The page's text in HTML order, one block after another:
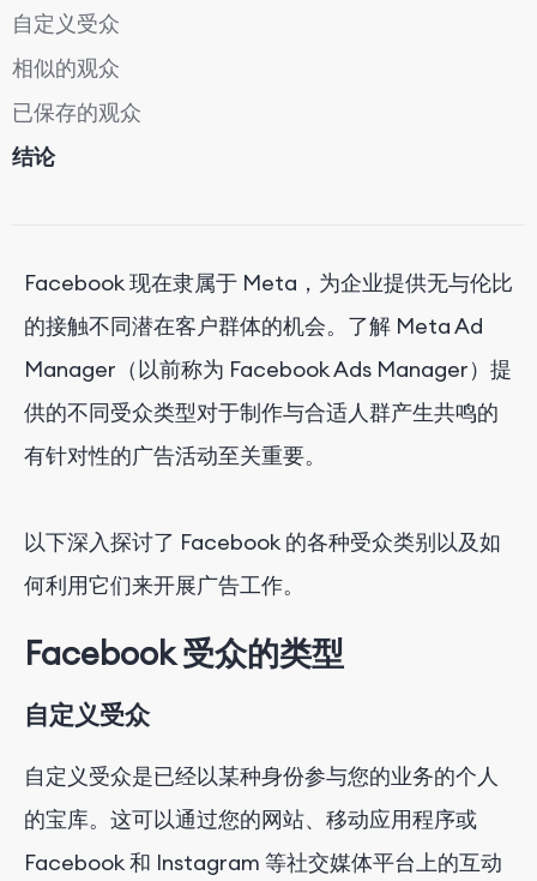
自定义受众
相似的观众
已保存的观众
结论
Facebook 现在隶属于 Meta，为企业提供无与伦比
的接触不同潜在客户群体的机会。了解 Meta Ad
Manager（以前称为 Facebook Ads Manager）提
供的不同受众类型对于制作与合适人群产生共鸣的
有针对性的广告活动至关重要。
以下深入探讨了 Facebook 的各种受众类别以及如
何利用它们来开展广告工作。
Facebook 受众的类型
自定义受众
自定义受众是已经以某种身份参与您的业务的个人
的宝库。这可以通过您的网站、移动应用程序或
Facebook 和 Instagram 等社交媒体平台上的互动